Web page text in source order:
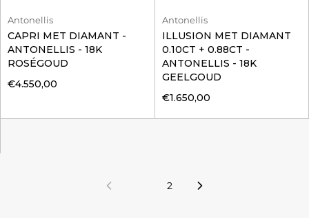
Antonellis
CAPRI MET DIAMANT -
ANTONELLIS - 18K
ROSÉGOUD
€4.550,00
Antonellis
ILLUSION MET DIAMANT
0.10CT + 0.88CT -
ANTONELLIS - 18K
GEELGOUD
€1.650,00
2